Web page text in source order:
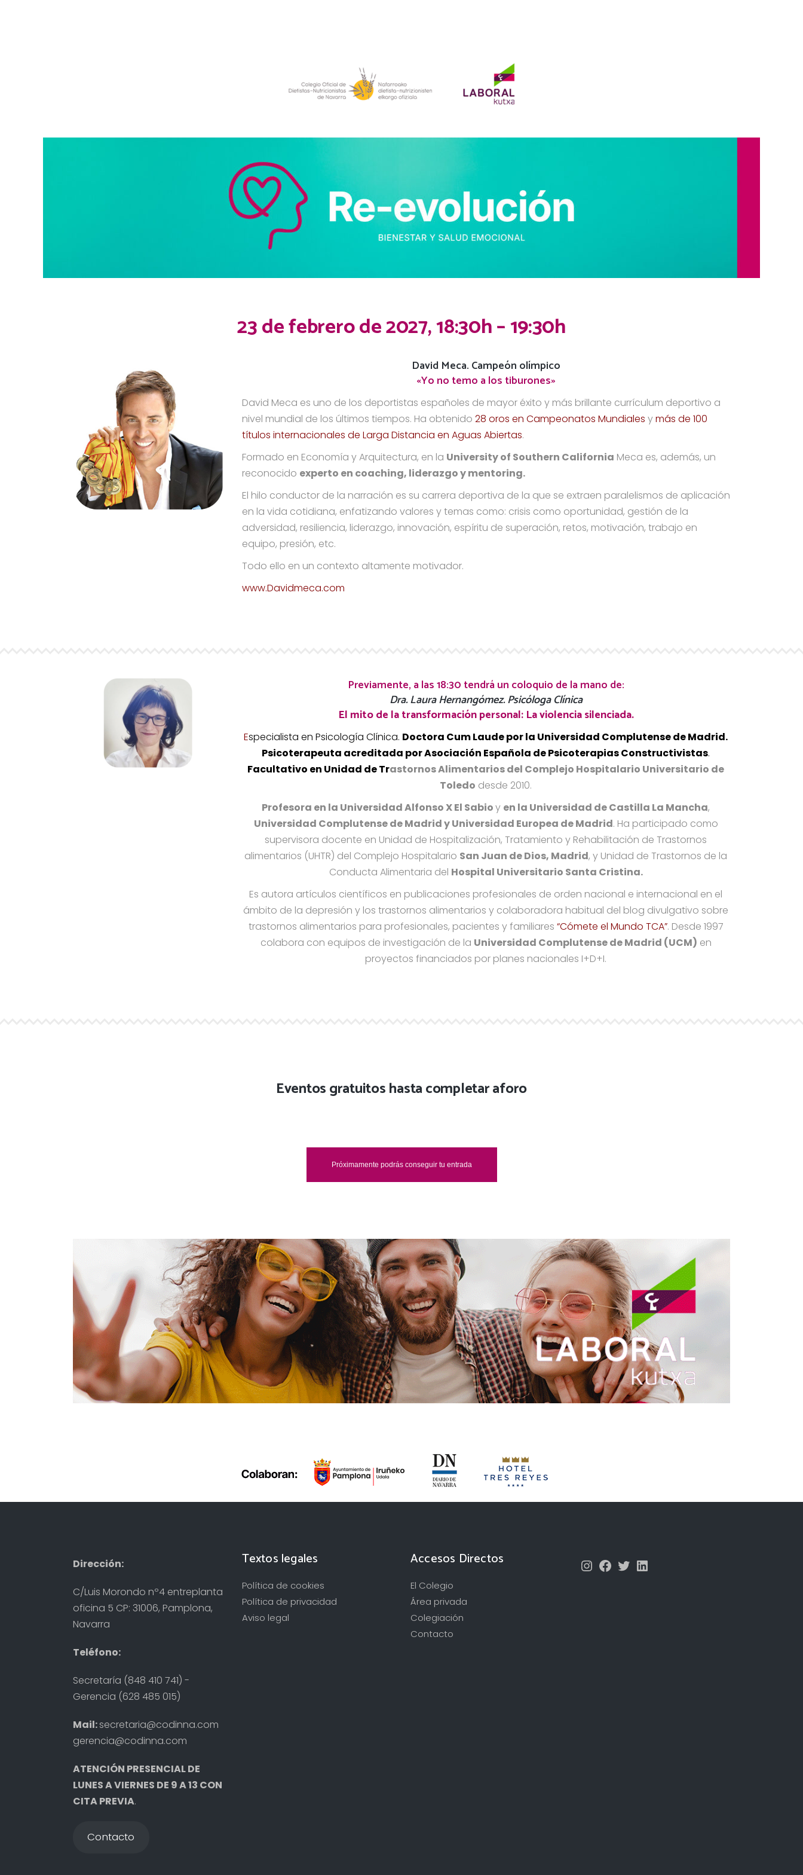
23 de febrero de 2027, 18:30h – 19:30h
David Meca. Campeón olímpico
«Yo no temo a los tiburones»
David Meca es uno de los deportistas españoles de mayor éxito y más brillante currículum deportivo a
nivel mundial de los últimos tiempos. Ha obtenido 28 oros en Campeonatos Mundiales ymás de 100
títulos internacionales de Larga Distancia en Aguas Abiertas.
Formado en Economía y Arquitectura, en la University of Southern California Meca es, además, un
reconocido experto en coaching, liderazgo y mentoring.
El hilo conductor de la narración es su carrera deportiva de la que se extraen paralelismos de aplicación
en la vida cotidiana, enfatizando valores y temas como: crisis como oportunidad, gestión de la
adversidad, resiliencia, liderazgo, innovación, espíritu de superación, retos, motivación, trabajo en
equipo, presión, etc.
Todo ello en un contexto altamente motivador.
www.Davidmeca.com
Previamente, a las 18:30 tendrá un coloquio de la mano de:
Dra. Laura Hernangómez. Psicóloga Clínica
El mito de la transformación personal: La violencia silenciada.
Especialista en Psicología Clínica. Doctora Cum Laude por la Universidad Complutense de Madrid.
Psicoterapeuta acreditada por Asociación Española de Psicoterapias Constructivistas.
Facultativo en Unidad de Trastornos Alimentarios del Complejo Hospitalario Universitario de
Toledo desde 2010.
Profesora en la Universidad Alfonso X El Sabioy en la Universidad de Castilla La Mancha,
Universidad Complutense de Madrid y Universidad Europea de Madrid. Ha participado como
supervisora docente en Unidad de Hospitalización, Tratamiento y Rehabilitación de Trastornos
alimentarios (UHTR) del Complejo Hospitalario San Juan de Dios, Madrid, y Unidad de Trastornos de la
Conducta Alimentaria del Hospital Universitario Santa Cristina.
Es autora artículos científicos en publicaciones profesionales de orden nacional e internacional en el
ámbito de la depresión y los trastornos alimentarios y colaboradora habitual del blog divulgativo sobre
trastornos alimentarios para profesionales, pacientes y familiares “Cómete el Mundo TCA”. Desde 1997
colabora con equipos de investigación de la Universidad Complutense de Madrid (UCM) en
proyectos financiados por planes nacionales I+D+I.
Eventos gratuitos hasta completar aforo
Próximamente podrás conseguir tu entrada
Dirección:
C/Luis Morondo nº4 entreplanta
oficina 5 CP: 31006, Pamplona,
Navarra
Teléfono:
Secretaría (848 410 741) -
Gerencia (628 485 015)
Mail:secretaria@codinna.com
gerencia@codinna.com
ATENCIÓN PRESENCIAL DE
LUNES A VIERNES DE 9 A 13 CON
CITA PREVIA.
Contacto
Textos legales
Política de cookies
Política de privacidad
Aviso legal
Accesos Directos
El Colegio
Área privada
Colegiación
Contacto
Instagram
Facebook
TwitterLinkedIn